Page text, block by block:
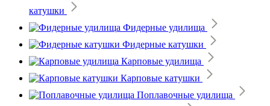
катушки
Фидерные удилища
Фидерные катушки
Карповые удилища
Карповые катушки
Поплавочные удилища